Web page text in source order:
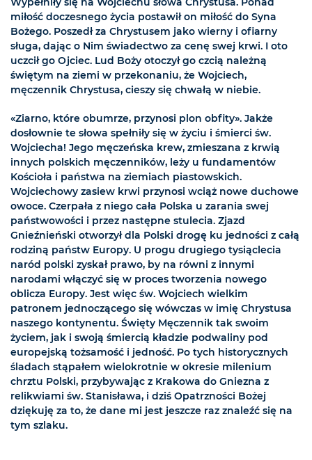
miłość doczesnego życia postawił on miłość do Syna
Bożego. Poszedł za Chrystusem jako wierny i ofiarny
sługa, dając o Nim świadectwo za cenę swej krwi. I oto
uczcił go Ojciec. Lud Boży otoczył go czcią należną
świętym na ziemi w przekonaniu, że Wojciech,
męczennik Chrystusa, cieszy się chwałą w niebie.
«Ziarno, które obumrze, przynosi plon obfity». Jakże
dosłownie te słowa spełniły się w życiu i śmierci św.
Wojciecha! Jego męczeńska krew, zmieszana z krwią
innych polskich męczenników, leży u fundamentów
Kościoła i państwa na ziemiach piastowskich.
Wojciechowy zasiew krwi przynosi wciąż nowe duchowe
owoce. Czerpała z niego cała Polska u zarania swej
państwowości i przez następne stulecia. Zjazd
Gnieźnieński otworzył dla Polski drogę ku jedności z całą
rodziną państw Europy. U progu drugiego tysiąclecia
naród polski zyskał prawo, by na równi z innymi
narodami włączyć się w proces tworzenia nowego
oblicza Europy. Jest więc św. Wojciech wielkim
patronem jednoczącego się wówczas w imię Chrystusa
naszego kontynentu. Święty Męczennik tak swoim
życiem, jak i swoją śmiercią kładzie podwaliny pod
europejską tożsamość i jedność. Po tych historycznych
śladach stąpałem wielokrotnie w okresie milenium
chrztu Polski, przybywając z Krakowa do Gniezna z
relikwiami św. Stanisława, i dziś Opatrzności Bożej
dziękuję za to, że dane mi jest jeszcze raz znaleźć się na
tym szlaku.